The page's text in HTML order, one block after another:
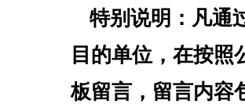
特别说明：凡通
目的单位，在按
板留言，留言内容